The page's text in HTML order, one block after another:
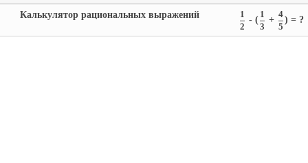
1
2
- ( 1
3
+ 4
5
) = ?
Калькулятор рациональных выражений